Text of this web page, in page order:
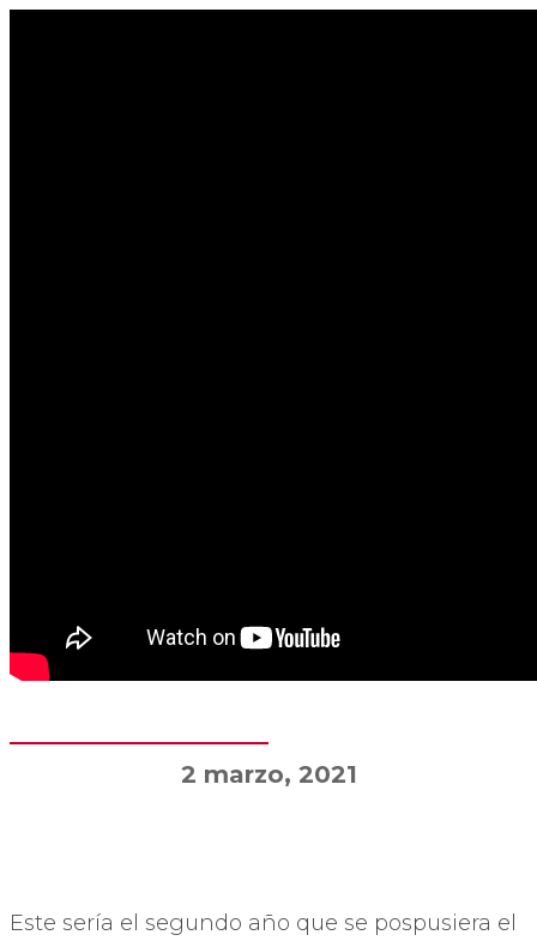
2 marzo, 2021
Este sería el segundo año que se pospusiera el